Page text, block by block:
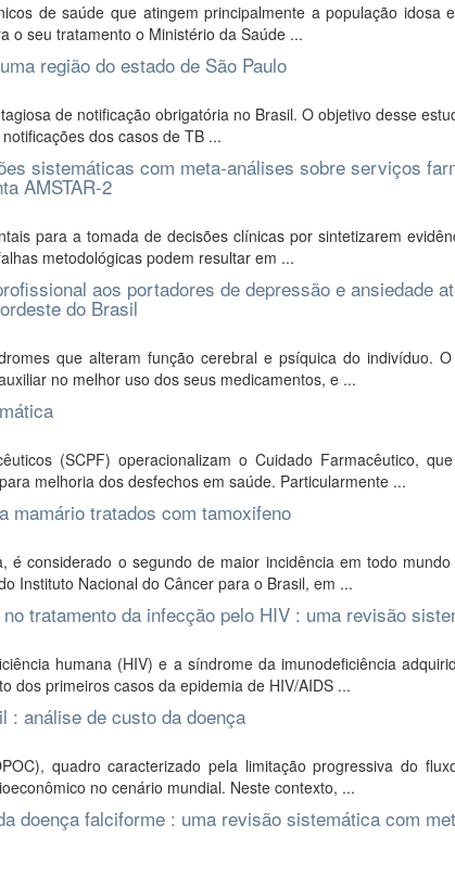
de saúde que atingem principalmente a população idosa
o seu tratamento o Ministério da Saúde ...
região do estado de São Paulo
de notificação obrigatória no Brasil. O objetivo desse
dos casos de TB ...
sistemáticas com meta-análises sobre serviços
AMSTAR-2
para a tomada de decisões clínicas por sintetizarem
metodológicas podem resultar em ...
aos portadores de depressão e ansiedade
do Brasil
que alteram função cerebral e psíquica do indivíduo.
no melhor uso dos seus medicamentos, e ...
(SCPF) operacionalizam o Cuidado Farmacêutico,
melhoria dos desfechos em saúde. Particularmente ...
mamário tratados com tamoxifeno
é considerado o segundo de maior incidência em todo
Instituto Nacional do Câncer para o Brasil, em ...
tratamento da infecção pelo HIV : uma revisão
humana (HIV) e a síndrome da imunodeficiência
dos primeiros casos da epidemia de HIV/AIDS ...
: análise de custo da doença
quadro caracterizado pela limitação progressiva do
no cenário mundial. Neste contexto, ...
doença falciforme : uma revisão sistemática com